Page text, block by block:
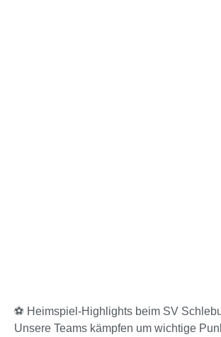
⚽️ Heimspiel-Highlights beim SV
Unsere Teams kämpfen um wichtige